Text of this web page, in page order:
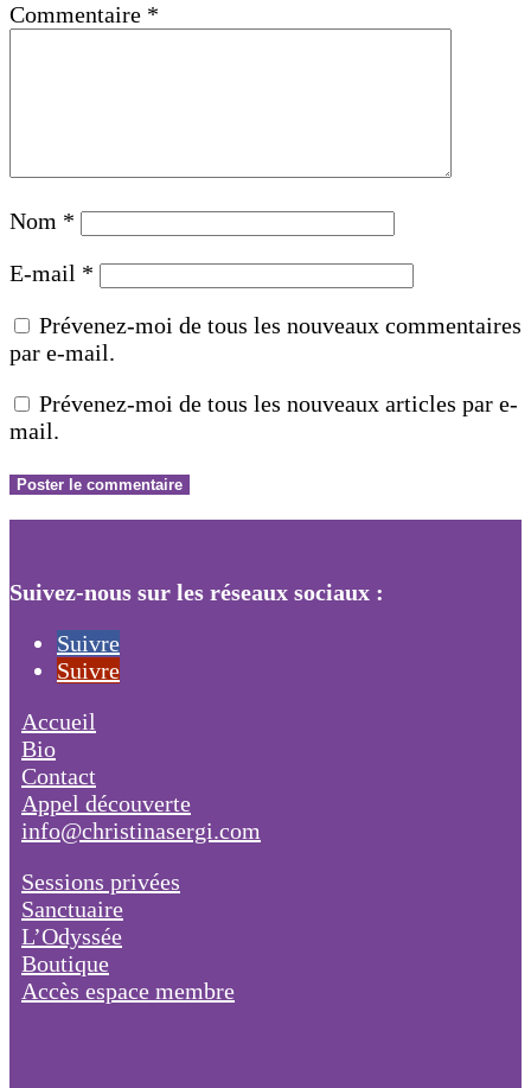
Commentaire *
Nom *
E-mail *
Prévenez-moi de tous les nouveaux commentaires
par e-mail.
Prévenez-moi de tous les nouveaux articles par e-
mail.
Suivez-nous sur les réseaux sociaux :
Suivre
Suivre
Accueil
Bio
Contact
Appel découverte
info@christinasergi.com
Sessions privées
Sanctuaire
L’Odyssée
Boutique
Accès espace membre